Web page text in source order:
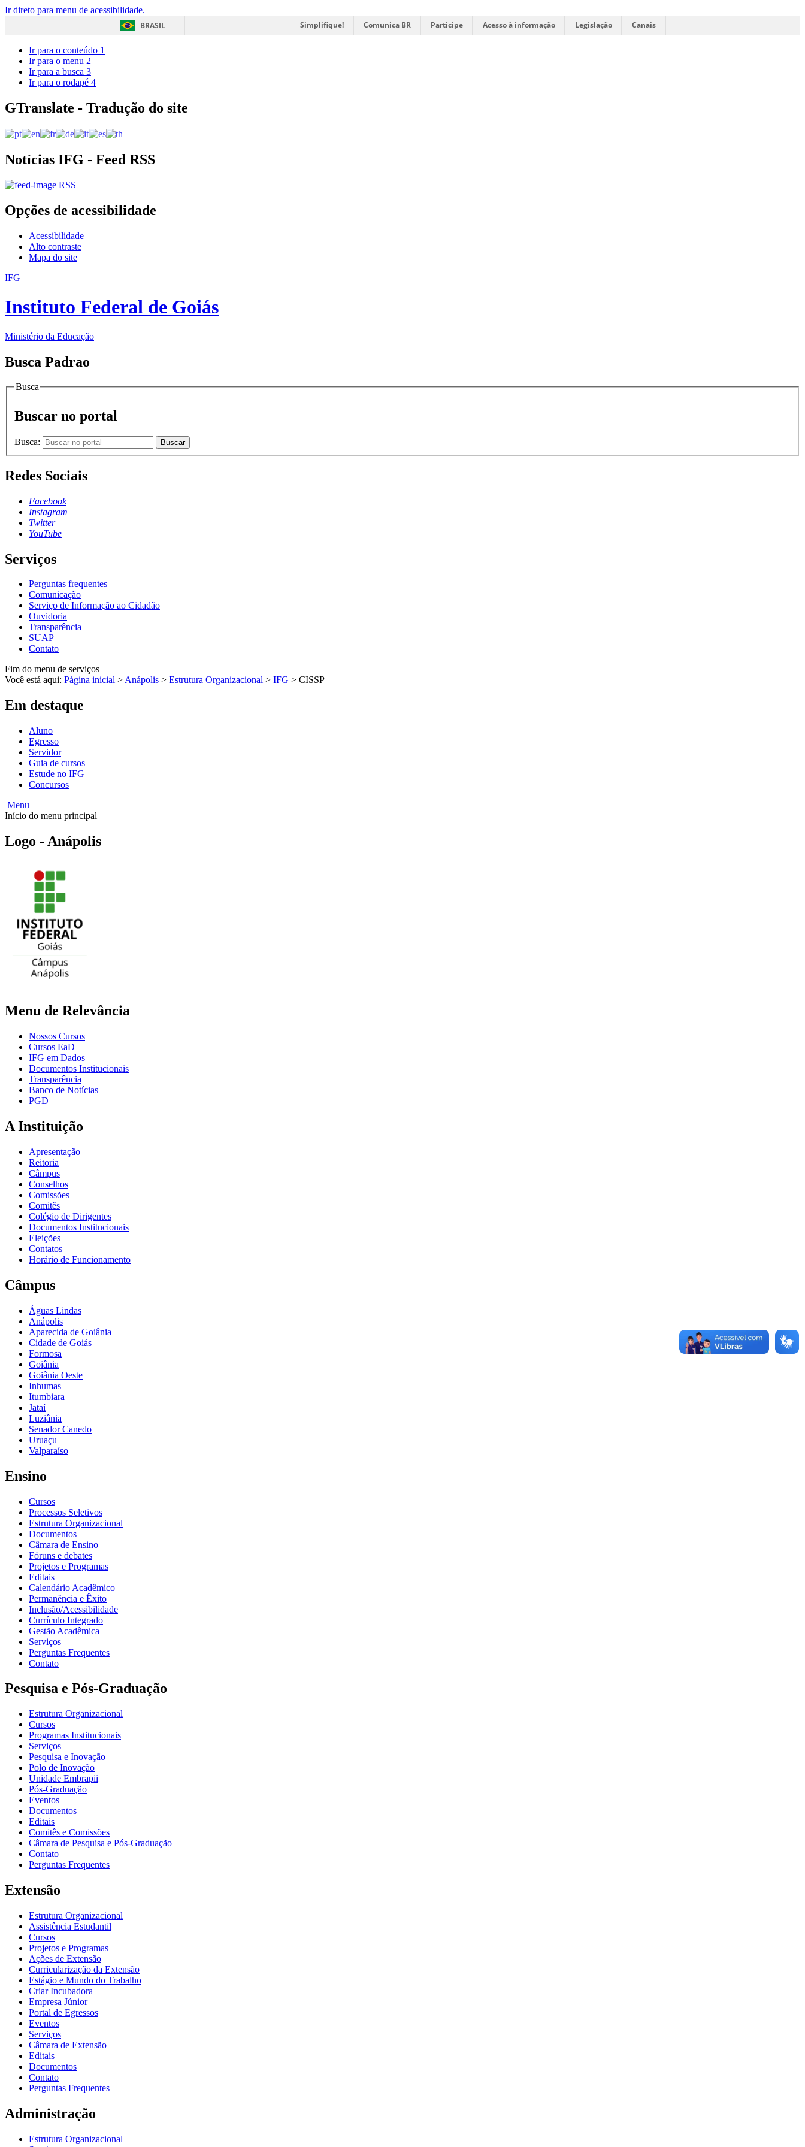
Ir direto para menu de acessibilidade.
BRASIL
Simplifique! Comunica BR Participe Acesso à informação Legislação Canais
Ir para o conteúdo 1
Ir para o menu 2
Ir para a busca 3
Ir para o rodapé 4
GTranslate - Tradução do site
Notícias IFG - Feed RSS
RSS
Opções de acessibilidade
Acessibilidade
Alto contraste
Mapa do site
IFG
Instituto Federal de Goiás
Ministério da Educação
Busca Padrao
Busca
Buscar no portal
Busca: Buscar
Redes Sociais
Facebook
Instagram
Twitter
YouTube
Serviços
Perguntas frequentes
Comunicação
Serviço de Informação ao Cidadão
Ouvidoria
Transparência
SUAP
Contato
Fim do menu de serviços
Você está aqui: Página inicial >Anápolis > Estrutura Organizacional > IFG > CISSP
Em destaque
Aluno
Egresso
Servidor
Guia de cursos
Estude no IFG
Concursos
Menu
Início do menu principal
Logo - Anápolis
Menu de Relevância
Nossos Cursos
Cursos EaD
IFG em Dados
Documentos Institucionais
Transparência
Banco de Notícias
PGD
A Instituição
Apresentação
Reitoria
Câmpus
Conselhos
Comissões
Comitês
Colégio de Dirigentes
Documentos Institucionais
Eleições
Contatos
Horário de Funcionamento
Câmpus
Águas Lindas
Anápolis
Aparecida de Goiânia
Cidade de Goiás
Formosa
Goiânia
Goiânia Oeste
Inhumas
Itumbiara
Jataí
Luziânia
Senador Canedo
Uruaçu
Valparaíso
Ensino
Cursos
Processos Seletivos
Estrutura Organizacional
Documentos
Câmara de Ensino
Fóruns e debates
Projetos e Programas
Editais
Calendário Acadêmico
Permanência e Êxito
Inclusão/Acessibilidade
Currículo Integrado
Gestão Acadêmica
Serviços
Perguntas Frequentes
Contato
Pesquisa e Pós-Graduação
Estrutura Organizacional
Cursos
Programas Institucionais
Serviços
Pesquisa e Inovação
Polo de Inovação
Unidade Embrapii
Pós-Graduação
Eventos
Documentos
Editais
Comitês e Comissões
Câmara de Pesquisa e Pós-Graduação
Contato
Perguntas Frequentes
Extensão
Estrutura Organizacional
Assistência Estudantil
Cursos
Projetos e Programas
Ações de Extensão
Curricularização da Extensão
Estágio e Mundo do Trabalho
Criar Incubadora
Empresa Júnior
Portal de Egressos
Eventos
Serviços
Câmara de Extensão
Editais
Documentos
Contato
Perguntas Frequentes
Administração
Estrutura Organizacional